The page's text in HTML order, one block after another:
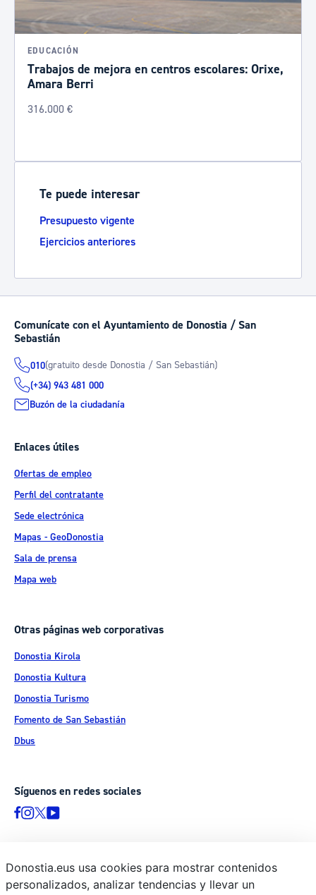
EDUCACIÓN
Trabajos de mejora en centros escolares: Orixe,
Amara Berri
316.000 €
Te puede interesar
Presupuesto vigente
Ejercicios anteriores
Comunícate con el Ayuntamiento de Donostia / San
Sebastián
010(gratuito desde Donostia / San Sebastián)
(+34) 943 481 000
Buzón de la ciudadanía
Enlaces útiles
Ofertas de empleo
Perfil del contratante
Sede electrónica
Mapas - GeoDonostia
Sala de prensa
Mapa web
Otras páginas web corporativas
Donostia Kirola
Donostia Kultura
Donostia Turismo
Fomento de San Sebastián
Dbus
Síguenos en redes sociales
© Donostiako Udala - Ayuntamiento de Donostia / San Sebastián
Ijentea 1, 20003 Donostia / San Sebastián
Donostia.eus usa cookies para mostrar contenidos
personalizados, analizar tendencias y llevar un